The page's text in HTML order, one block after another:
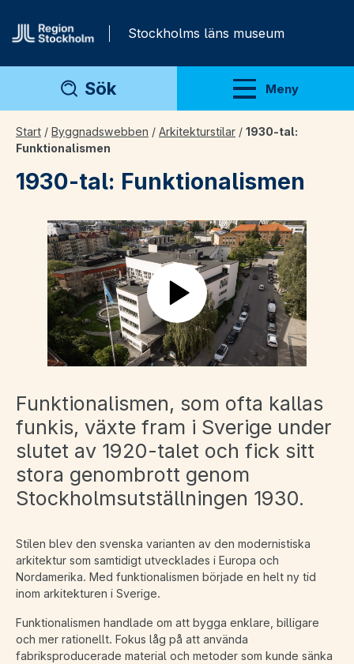
Stockholms läns museum
Sök Meny
Visa meny
Start / Byggnadswebben / Arkitekturstilar / 1930-tal:
Funktionalismen
1930-tal: Funktionalismen
Play
Funktionalismen, som ofta kallas
funkis, växte fram i Sverige under
slutet av 1920-talet och fick sitt
stora genombrott genom
Stockholmsutställningen 1930.
Stilen blev den svenska varianten av den modernistiska
arkitektur som samtidigt utvecklades i Europa och
Nordamerika. Med funktionalismen började en helt ny tid
inom arkitekturen i Sverige.
Funktionalismen handlade om att bygga enklare, billigare
och mer rationellt. Fokus låg på att använda
fabriksproducerade material och metoder som kunde sänka